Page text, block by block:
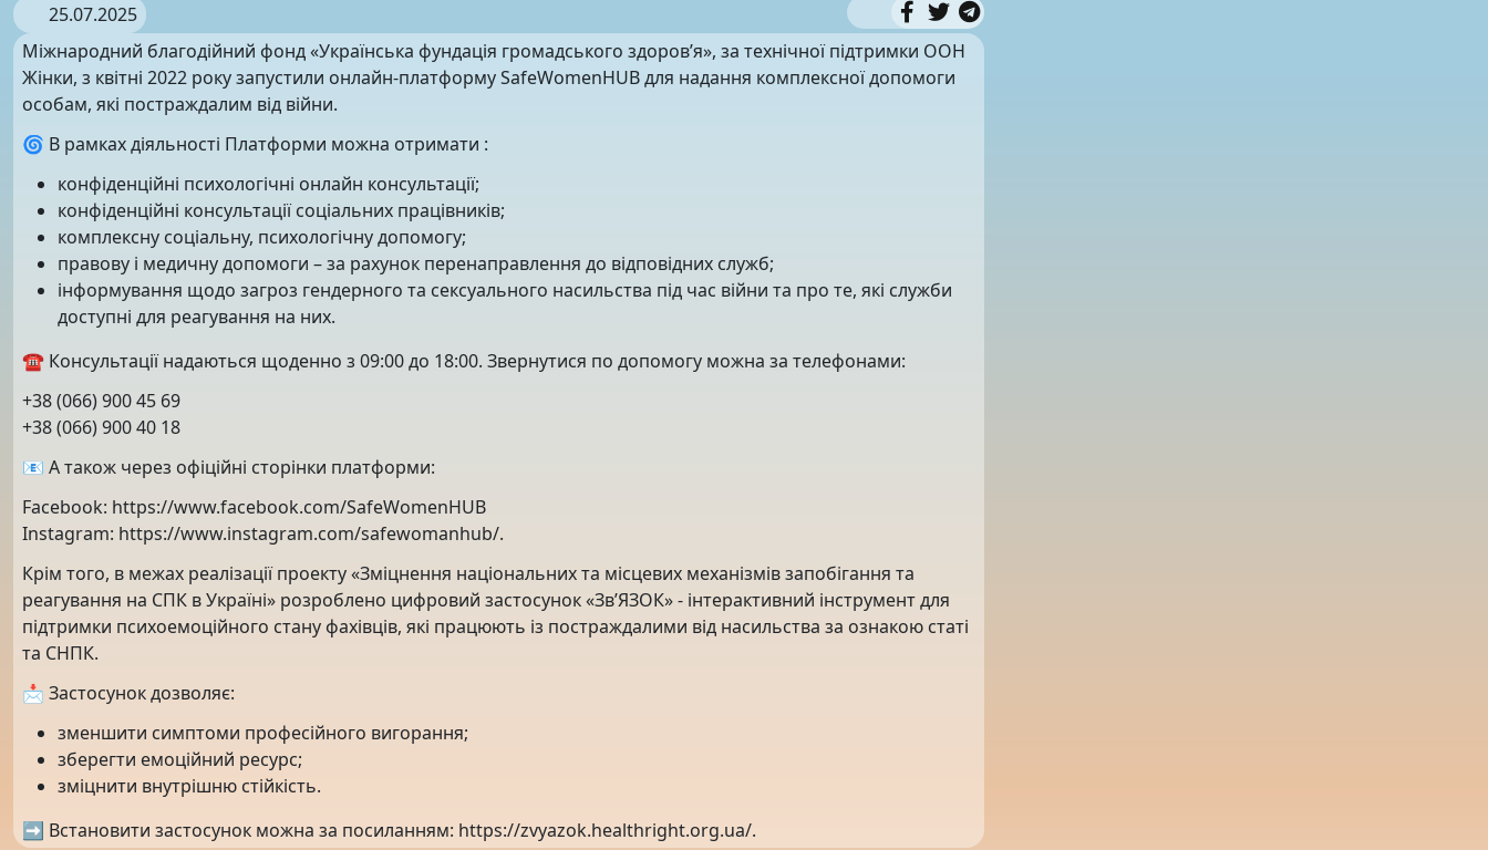
25.07.2025
Міжнародний благодійний фонд «Українська фундація громадського здоров’я», за технічної підтримки ООН
Жінки, з квітні 2022 року запустили онлайн-платформу SafeWomenHUB для надання комплексної допомоги
особам, які постраждалим від війни.
🌀 В рамках діяльності Платформи можна отримати :
конфіденційні психологічні онлайн консультації;
конфіденційні консультації соціальних працівників;
комплексну соціальну, психологічну допомогу;
правову і медичну допомоги – за рахунок перенаправлення до відповідних служб;
інформування щодо загроз гендерного та сексуального насильства під час війни та про те, які служби
доступні для реагування на них.
☎️ Консультації надаються щоденно з 09:00 до 18:00. Звернутися по допомогу можна за телефонами:
+38 (066) 900 45 69
+38 (066) 900 40 18
📧 А також через офіційні сторінки платформи:
Facebook: https://www.facebook.com/SafeWomenHUB
Instagram: https://www.instagram.com/safewomanhub/.
Крім того, в межах реалізації проекту «Зміцнення національних та місцевих механізмів запобігання та
реагування на СПК в Україні» розроблено цифровий застосунок «Зв’ЯЗОК» - інтерактивний інструмент для
підтримки психоемоційного стану фахівців, які працюють із постраждалими від насильства за ознакою статі
та СНПК.
📩 Застосунок дозволяє:
зменшити симптоми професійного вигорання;
зберегти емоційний ресурс;
зміцнити внутрішню стійкість.
➡️ Встановити застосунок можна за посиланням: https://zvyazok.healthright.org.ua/.